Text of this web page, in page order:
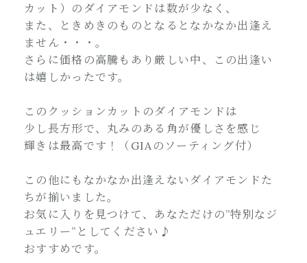
カット）のダイアモンドは数が少なく、
また、ときめきのものとなるとなかなか出逢え
ません・・・。
さらに価格の高騰もあり厳しい中、この出逢い
は嬉しかったです。
このクッションカットのダイアモンドは
少し長方形で、丸みのある角が優しさを感じ
輝きは最高です！（GIAのソーティング付）
この他にもなかなか出逢えないダイアモンドた
ちが揃いました。
お気に入りを見つけて、あなただけの”特別なジ
ュエリー”としてください♪
おすすめです。